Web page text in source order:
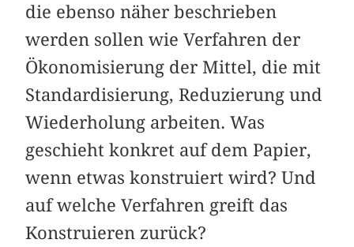
die ebenso näher beschrieben
werden sollen wie Verfahren der
Ökonomisierung der Mittel, die mit
Standardisierung, Reduzierung und
Wiederholung arbeiten. Was
geschieht konkret auf dem Papier,
wenn etwas konstruiert wird? Und
auf welche Verfahren greift das
Konstruieren zurück?